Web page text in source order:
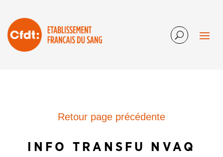
Retour page précédente
INFO TRANSFU NVAQ